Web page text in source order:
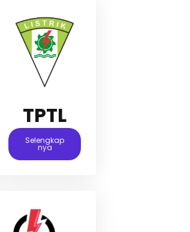
TPTL
Selengkap
Nya